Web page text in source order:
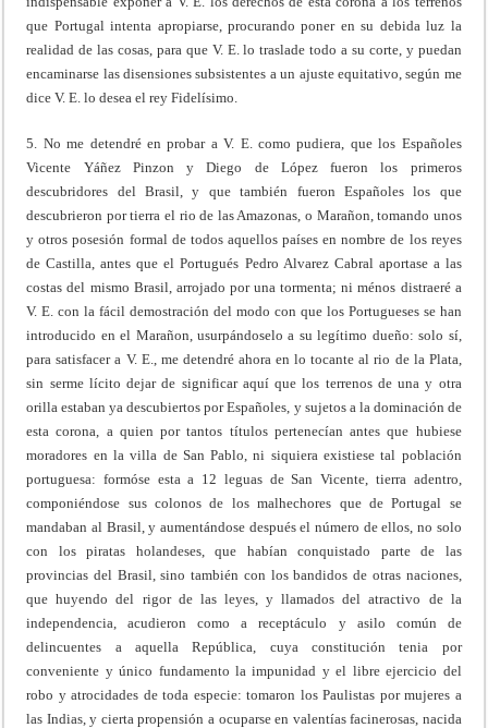
que Portugal intenta apropiarse, procurando poner en su debida luz la
realidad de las cosas, para que V. E. lo traslade todo a su corte, y puedan
encaminarse las disensiones subsistentes a un ajuste equitativo, según me
dice V. E. lo desea el rey Fidelísimo.
5. No me detendré en probar a V. E. como pudiera, que los Españoles
Vicente Yáñez Pinzon y Diego de López fueron los primeros
descubridores del Brasil, y que también fueron Españoles los que
descubrieron por tierra el rio de las Amazonas, o Marañon, tomando unos
y otros posesión formal de todos aquellos países en nombre de los reyes
de Castilla, antes que el Portugués Pedro Alvarez Cabral aportase a las
costas del mismo Brasil, arrojado por una tormenta; ni ménos distraeré a
V. E. con la fácil demostración del modo con que los Portugueses se han
introducido en el Marañon, usurpándoselo a su legítimo dueño: solo sí,
para satisfacer a V. E., me detendré ahora en lo tocante al rio de la Plata,
sin serme lícito dejar de significar aquí que los terrenos de una y otra
orilla estaban ya descubiertos por Españoles, y sujetos a la dominación de
esta corona, a quien por tantos títulos pertenecían antes que hubiese
moradores en la villa de San Pablo, ni siquiera existiese tal población
portuguesa: formóse esta a 12 leguas de San Vicente, tierra adentro,
componiéndose sus colonos de los malhechores que de Portugal se
mandaban al Brasil, y aumentándose después el número de ellos, no solo
con los piratas holandeses, que habían conquistado parte de las
provincias del Brasil, sino también con los bandidos de otras naciones,
que huyendo del rigor de las leyes, y llamados del atractivo de la
independencia, acudieron como a receptáculo y asilo común de
delincuentes a aquella República, cuya constitución tenia por
conveniente y único fundamento la impunidad y el libre ejercicio del
robo y atrocidades de toda especie: tomaron los Paulistas por mujeres a
las Indias, y cierta propensión a ocuparse en valentías facinerosas, nacida